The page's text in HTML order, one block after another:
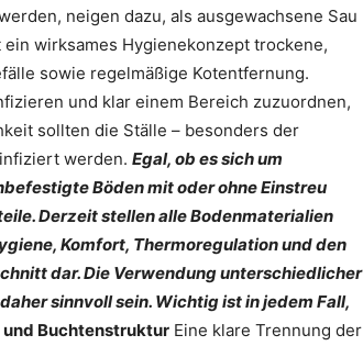
neigen dazu, als ausgewachsene Sau
wirksames Hygienekonzept trockene,
sowie regelmäßige Kotentfernung.
und klar einem Bereich zuzuordnen,
sollten die Ställe – besonders der
werden. Egal, ob es sich um
Böden mit oder ohne Einstreu
Derzeit stellen alle Bodenmaterialien
Komfort, Thermoregulation und den
dar. Die Verwendung unterschiedlicher
sinnvoll sein. Wichtig ist in jedem Fall,
und Buchtenstruktur Eine klare Trennung der